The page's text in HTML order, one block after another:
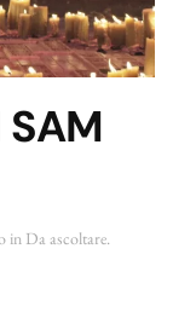
SAM
in Da ascoltare.